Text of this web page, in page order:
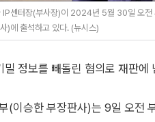
센터장(부사장)이 2024년 5월 30일 오전
)에 출석하고 있다. (뉴시스)
밀 정보를 빼돌린 혐의로 재판
(이승한 부장판사)는 9일 오전